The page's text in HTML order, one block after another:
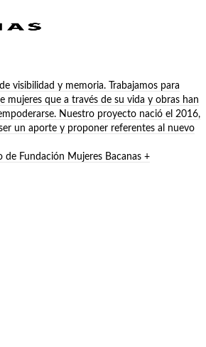
visibilidad y memoria. Trabajamos para
mujeres que a través de su vida y obras han
Nuestro proyecto nació el 2016,
un aporte y proponer referentes al nuevo
de Fundación Mujeres Bacanas +